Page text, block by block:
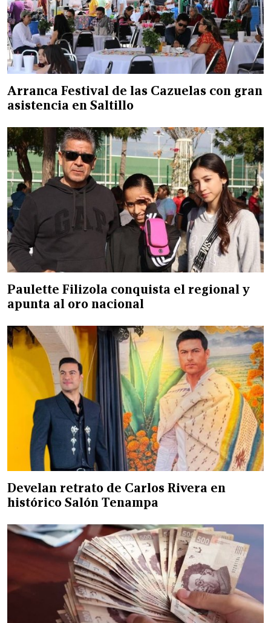
Arranca Festival de las Cazuelas con gran
asistencia en Saltillo
Paulette Filizola conquista el regional y
apunta al oro nacional
Develan retrato de Carlos Rivera en
histórico Salón Tenampa